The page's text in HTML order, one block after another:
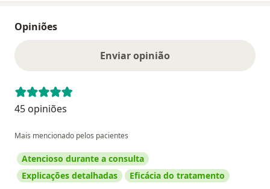
Opiniões
Enviar opinião
45 opiniões
Mais mencionado pelos pacientes
Atencioso durante a consulta
Explicações detalhadas
Eficácia do tratamento